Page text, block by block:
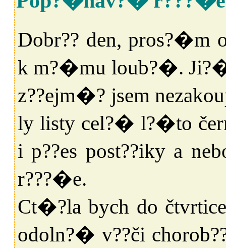
Dobr?? den, pros?�m
k m?�mu loub?�.
z??ejm�? jsem
ly listy cel?� l?�to
i p??es post??iky a
r???�e.
Ct�?la bych do
odoln?� v??či